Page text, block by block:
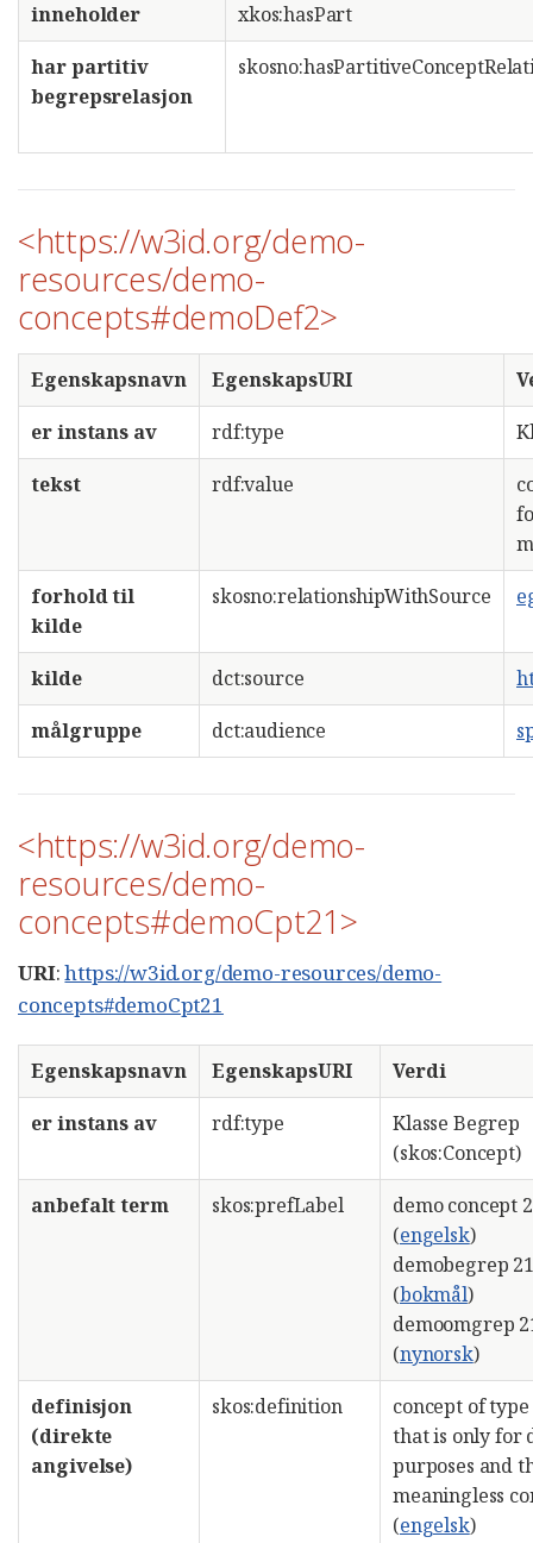
inneholder
xkos:hasPart
har partitiv
begrepsrelasjon
<https://w3id.org/demo-
resources/demo-
concepts#demoDef2>
Egenskapsnavn EgenskapsURI
er instans av
rdf:type
tekst
rdf:value
forhold til
kilde
skosno:relationshipWithSource
kilde dct:source
målgruppe
dct:audience
<https://w3id.org/demo-
resources/demo-
concepts#demoCpt21>
URI:https://w3id.org/demo-resources/demo-
concepts#demoCpt21
Egenskapsnavn EgenskapsURI
Verdi
er instans av
rdf:type
Klasse Begrep
(skos:Concept)
anbefalt term
skos:prefLabel
demo concept
(engelsk)
demobegrep 21
(bokmål)
demoomgrep
(nynorsk)
definisjon
(direkte
angivelse)
skos:definition
concept of type
that is only for
purposes and
meaningless
(engelsk)